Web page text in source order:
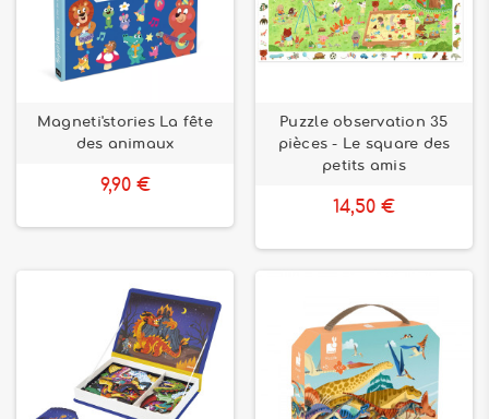
Magneti'stories La fête
des animaux
9,90 €
Puzzle observation 35
pièces - Le square des
petits amis
14,50 €